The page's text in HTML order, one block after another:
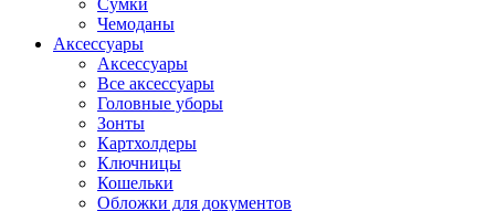
Сумки
Чемоданы
Аксессуары
Аксессуары
Все аксессуары
Головные уборы
Зонты
Картхолдеры
Ключницы
Кошельки
Обложки для документов